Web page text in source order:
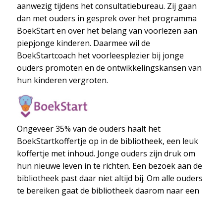
aanwezig tijdens het consultatiebureau. Zij gaan
dan met ouders in gesprek over het programma
BoekStart en over het belang van voorlezen aan
piepjonge kinderen. Daarmee wil de
BoekStartcoach het voorleesplezier bij jonge
ouders promoten en de ontwikkelingskansen van
hun kinderen vergroten.
Ongeveer 35% van de ouders haalt het
BoekStartkoffertje op in de bibliotheek, een leuk
koffertje met inhoud. Jonge ouders zijn druk om
hun nieuwe leven in te richten. Een bezoek aan de
bibliotheek past daar niet altijd bij. Om alle ouders
te bereiken gaat de bibliotheek daarom naar een